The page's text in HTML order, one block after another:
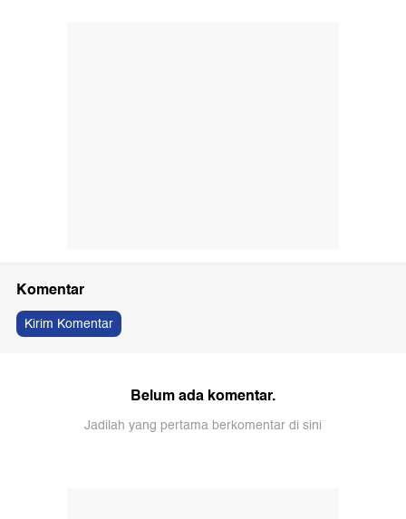
Komentar
Kirim Komentar
Belum ada komentar.
Jadilah yang pertama berkomentar di sini